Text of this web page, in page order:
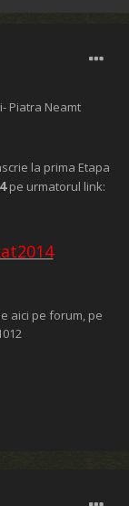
Piatra Neamt
la prima Etapa
pe urmatorul link:
aici pe forum, pe